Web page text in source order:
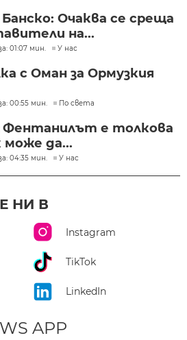
Очаква се среща
на...
01:07 мин. У нас
с Оман за Ормузкия
00:55 мин. По света
Фентанилът е толкова
може да...
04:35 мин. У нас
НИ В
Instagram
TikTok
LinkedIn
APP